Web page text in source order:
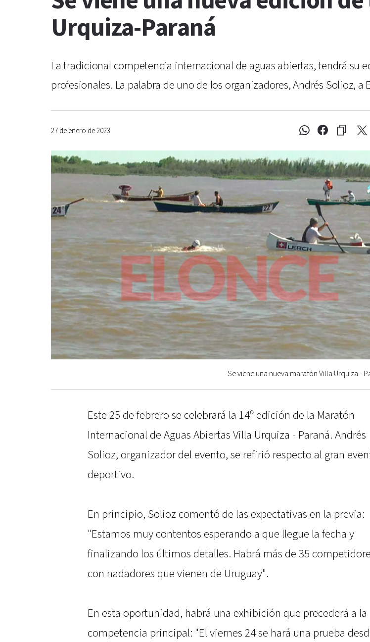
Urquiza-Paraná
La tradicional competencia internacional de aguas abiertas, tendrá su
profesionales. La palabra de uno de los organizadores, Andrés Solioz, a
27 de enero de 2023
Se viene una nueva maratón Villa Urquiza -
Este 25 de febrero se celebrará la 14º edición de la Maratón
Internacional de Aguas Abiertas Villa Urquiza - Paraná. Andrés
Solioz, organizador del evento, se refirió respecto al gran
deportivo.
En principio, Solioz comentó de las expectativas en la previa:
"Estamos muy contentos esperando a que llegue la fecha y
finalizando los últimos detalles. Habrá más de 35
con nadadores que vienen de Uruguay".
En esta oportunidad, habrá una exhibición que precederá a la
competencia principal: "El viernes 24 se hará una prueba